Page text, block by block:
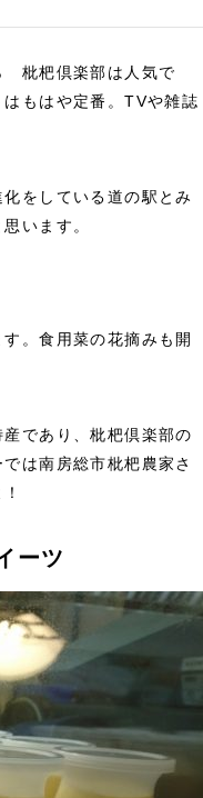
枇杷倶楽部は人気で
もはや定番。TVや雑誌
をしている道の駅とみ
います。
。食用菜の花摘みも開
であり、枇杷倶楽部の
は南房総市枇杷農家さ
ーツ